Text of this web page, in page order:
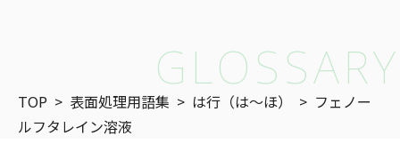
表面処理の基礎知識
お問い合わせ
GLOSSARY
TOP > 表面処理用語集 > は行（は〜ほ） > フェノー
ルフタレイン溶液